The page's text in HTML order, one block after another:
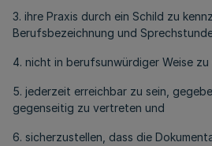
3. ihre Praxis durch ein Schild zu
Berufsbezeichnung und
4. nicht in berufsunwürdiger Weise zu
5. jederzeit erreichbar zu sein,
gegenseitig zu vertreten und
6. sicherzustellen, dass die